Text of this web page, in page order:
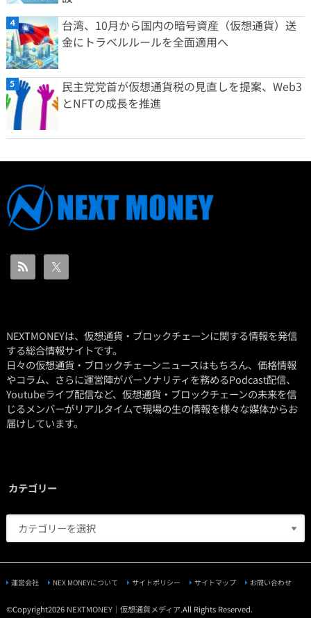
台湾、10月から国内の暗号資産（仮想通貨）送
金にトラベルルールを全面適用へ
民主党党首が仮想通貨税の見直しを提案、Web3
とNFTの成長を推進
NEXTMONEYは、仮想通貨・ブロックチェーンに関する情報を発信
する総合情報サイトです。
日々の仮想通貨・ブロックチェーンニュースはもちろん、価格情報
やコラム、さらに運営陣がパーソナリティを務めるPodcast配信、
Youtubeライブ配信など、仮想通貨・ブロックチェーンの未来を信
じるメンバーがリアルタイムで現場の生の情報を様々な媒体からお
届けしています。
カテゴリー
運営会社 NEX MONEYについて サイトポリシー サイトマップ お問い合わせ
©Copyright2026 NEXTMONEY｜仮想通貨メディア.All Rights Reserved.